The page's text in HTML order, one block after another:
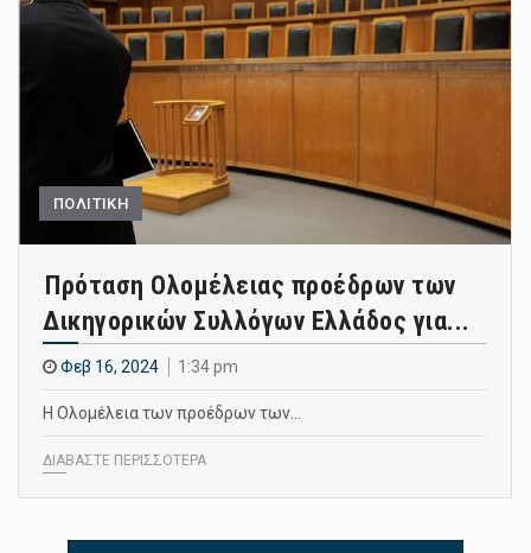
ΠΟΛΙΤΙΚΗ
Πρόταση Ολομέλειας προέδρων των
Δικηγορικών Συλλόγων Ελλάδος για...
Φεβ 16, 2024 1:34 pm
Η Ολομέλεια των προέδρων των…
ΔΙΑΒΑΣΤΕ ΠΕΡΙΣΣΟΤΕΡΑ